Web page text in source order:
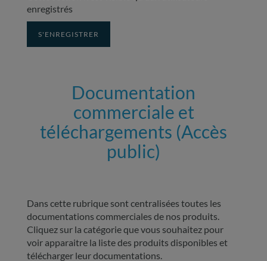
enregistrés
S'ENREGISTRER
Documentation
commerciale et
téléchargements (Accès
public)
Dans cette rubrique sont centralisées toutes les
documentations commerciales de nos produits.
Cliquez sur la catégorie que vous souhaitez pour
voir apparaitre la liste des produits disponibles et
télécharger leur documentations.